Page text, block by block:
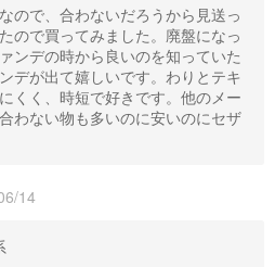
ので、合わないだろうから見送っ
ので買ってみました。廃盤になっ
ンデの時から良いのを知っていた
デが出て嬉しいです。わりとテキ
くく、時短で好きです。他のメー
わない物も多いのに安いのにセザ
14